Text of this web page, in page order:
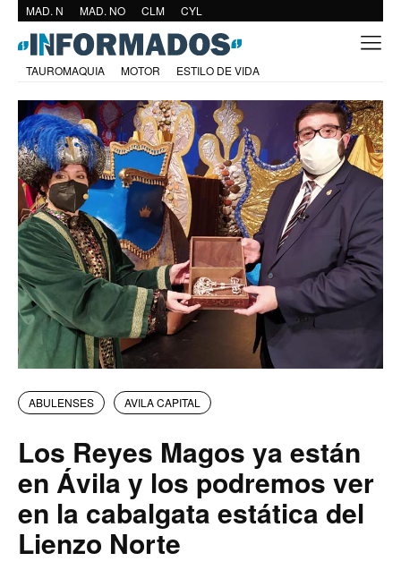
MAD. N MAD. NO CLM CYL
TAUROMAQUIA MOTOR ESTILO DE VIDA
ABULENSES AVILA CAPITAL
Los Reyes Magos ya están
en Ávila y los podremos ver
en la cabalgata estática del
Lienzo Norte